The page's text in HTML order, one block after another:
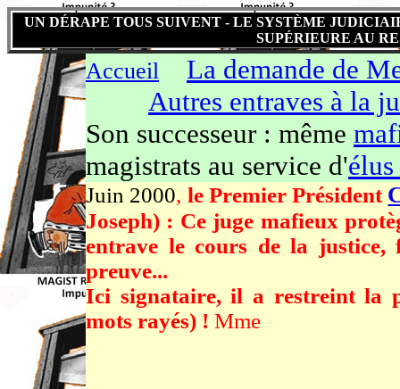
UN DÉRAPE TOUS SUIVENT - LE SYSTÈME
SUPÉRIEURE AU
Accueil
La demande de
Autres entraves à la
Son successeur : même
magistrats au service d'
Juin 2000, le Premier Président
Joseph) : Ce juge mafieux
entrave le cours de la justice,
preuve...
Ici signataire, il a restreint la
mots rayés) ! Mme